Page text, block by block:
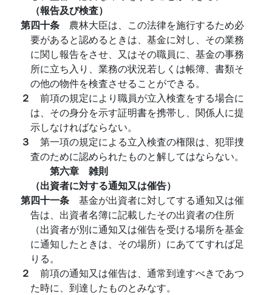
（報告及び検査）
第四十条 農林大臣は、この法律を施行するため必
要があると認めるときは、基金に対し、その業務
に関し報告をさせ、又はその職員に、基金の事務
所に立ち入り、業務の状況若しくは帳簿、書類そ
の他の物件を検査させることができる。
２ 前項の規定により職員が立入検査をする場合に
は、その身分を示す証明書を携帯し、関係人に提
示しなければならない。
３ 第一項の規定による立入検査の権限は、犯罪捜
査のために認められたものと解してはならない。
第六章 雑則
（出資者に対する通知又は催告）
第四十一条 基金が出資者に対してする通知又は催
告は、出資者名簿に記載したその出資者の住所
（出資者が別に通知又は催告を受ける場所を基金
に通知したときは、その場所）にあててすれば足
りる。
２ 前項の通知又は催告は、通常到達すべきであつ
た時に、到達したものとみなす。